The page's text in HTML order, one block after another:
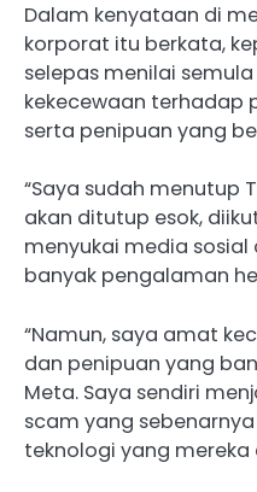
Dalam kenyataan di
korporat itu berkata,
selepas menilai
kekecewaan terhadap
serta penipuan yang
“Saya sudah menutup
akan ditutup esok,
menyukai media
banyak pengalaman
“Namun, saya amat
dan penipuan yang
Meta. Saya sendiri
scam yang
teknologi yang mereka